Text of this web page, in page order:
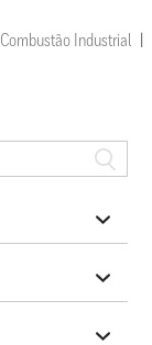
Combustão Industrial